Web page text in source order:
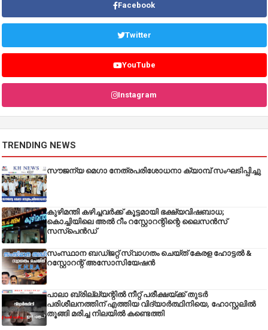
Facebook
Twitter
YouTube
Instagram
TRENDING NEWS
സൗജന്യ മെഗാ നേത്രപരിശോധനാ ക്യാമ്പ് സംഘടിപ്പിച്ചു
കുഴിമന്തി കഴിച്ചവർക്ക് കൂട്ടമായി ഭക്ഷ്യവിഷബാധ;
കൊച്ചിയിലെ അൽ റീം റസ്റ്റോറന്റിന്റെ ലൈസൻസ്
സസ്പെൻഡ്
സംസ്ഥാന ബഡ്‌ജറ്റ് സ്വാഗതം ചെയ്ത് കേരള ഹോട്ടൽ &
റസ്റ്റോറന്റ് അസോസിയേഷൻ
പാലാ ബ്രില്ല്യന്റിൽ നീറ്റ് പരീക്ഷയ്ക്ക് തുടർ
പരിശീലനത്തിന് എത്തിയ വിദ്യാർത്ഥിനിയെ, ഹോസ്റ്റലിൽ
തൂങ്ങി മരിച്ച നിലയിൽ കണ്ടെത്തി